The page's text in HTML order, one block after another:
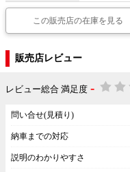
この販売店の在庫を見る
販売店レビュー
レビュー総合 満足度 -
問い合せ(見積り)
納車までの対応
説明のわかりやすさ